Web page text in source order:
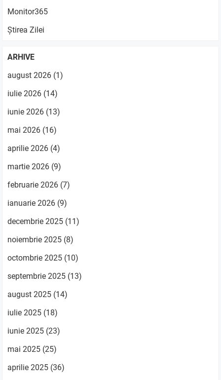
Monitor365
Știrea Zilei
ARHIVE
august 2026 (1)
iulie 2026 (14)
iunie 2026 (13)
mai 2026 (16)
aprilie 2026 (4)
martie 2026 (9)
februarie 2026 (7)
ianuarie 2026 (9)
decembrie 2025 (11)
noiembrie 2025 (8)
octombrie 2025 (10)
septembrie 2025 (13)
august 2025 (14)
iulie 2025 (18)
iunie 2025 (23)
mai 2025 (25)
aprilie 2025 (36)